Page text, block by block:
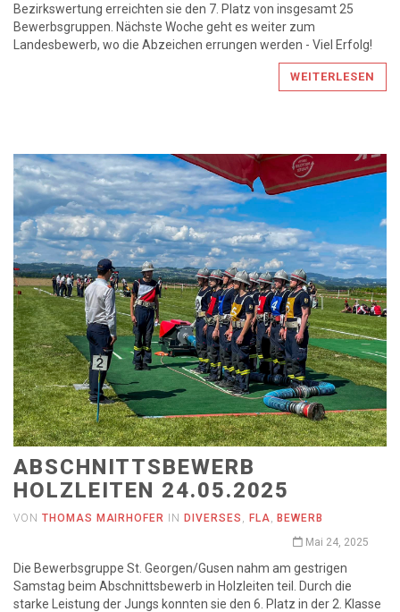
Bezirkswertung erreichten sie den 7. Platz von insgesamt 25
Bewerbsgruppen. Nächste Woche geht es weiter zum
Landesbewerb, wo die Abzeichen errungen werden - Viel Erfolg!
WEITERLESEN
ABSCHNITTSBEWERB
HOLZLEITEN 24.05.2025
VON THOMAS MAIRHOFER INDIVERSES FLA ,BEWERB
Mai 24, 2025
Die Bewerbsgruppe St. Georgen/Gusen nahm am gestrigen
Samstag beim Abschnittsbewerb in Holzleiten teil. Durch die
starke Leistung der Jungs konnten sie den 6. Platz in der 2. Klasse